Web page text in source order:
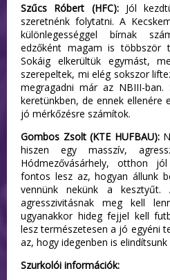
Szűcs Róbert (HFC):Jól
szeretnénk folytatni. A
különlegességgel bírnak
edzőként magam is többször
Sokáig elkerültük egymást,
szerepeltek, mi elég sokszor
megragadni már az NBIII-ban.
keretünkben, de ennek ellenére
jó mérkőzésre számítok.
Gombos Zsolt (KTE HUFBAU):
hiszen egy masszív,
Hódmezővásárhely, otthon
fontos lesz az, hogyan állunk
vennünk nekünk a kesztyűt.
agresszivitásnak meg kell
ugyanakkor hideg fejjel kell
lesz természetesen a jó egyéni
az, hogy idegenben is
Szurkolói információk: